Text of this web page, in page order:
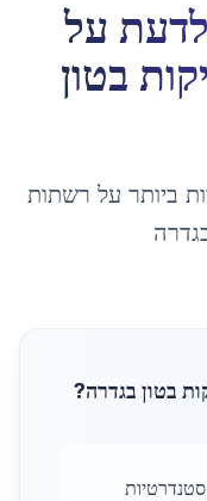
על
בטון
ביותר על רשתות
גדרה
בטון בגדרה?
סטנדרטיות